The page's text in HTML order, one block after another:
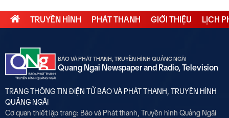
TRUYỀN HÌNH PHÁT THANH GIỚI THIỆU LỊCH
BÁO VÀ PHÁT THANH, TRUYỀN HÌNH QUẢNG NGÃI
Quang Ngai Newspaper and Radio, Television
TRANG THÔNG TIN ĐIỆN TỬ BÁO VÀ PHÁT THANH, TRUYỀN HÌNH
QUẢNG NGÃI
Cơ quan thiết lập trang: Báo và Phát thanh, Truyền hình Quảng Ngãi